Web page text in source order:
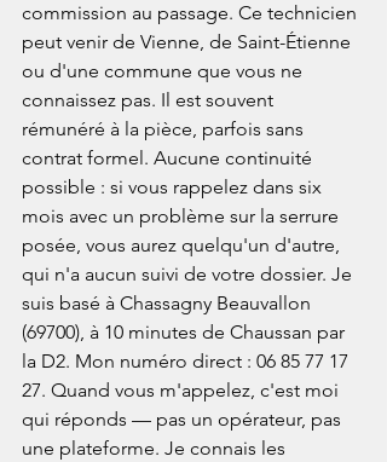
commission au passage. Ce technicien
peut venir de Vienne, de Saint-Étienne
ou d'une commune que vous ne
connaissez pas. Il est souvent
rémunéré à la pièce, parfois sans
contrat formel. Aucune continuité
possible : si vous rappelez dans six
mois avec un problème sur la serrure
posée, vous aurez quelqu'un d'autre,
qui n'a aucun suivi de votre dossier. Je
suis basé à Chassagny Beauvallon
(69700), à 10 minutes de Chaussan par
la D2. Mon numéro direct : 06 85 77 17
27. Quand vous m'appelez, c'est moi
qui réponds — pas un opérateur, pas
une plateforme. Je connais les